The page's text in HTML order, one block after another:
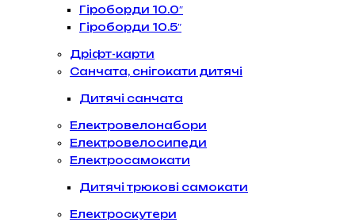
Гіроборди 10.0″
Гіроборди 10.5″
Дріфт-карти
Санчата, снігокати дитячі
Дитячі санчата
Електровелонабори
Електровелосипеди
Електросамокати
Дитячі трюкові самокати
Електроскутери